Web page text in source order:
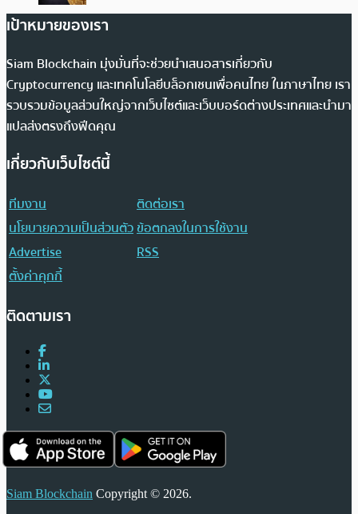
เป้าหมายของเรา
Siam Blockchain มุ่งมั่นที่จะช่วยนำเสนอสารเกี่ยวกับ
Cryptocurrency และเทคโนโลยีบล็อกเชนเพื่อคนไทย ในภาษาไทย เรา
รวบรวมข้อมูลส่วนใหญ่จากเว็บไซต์และเว็บบอร์ดต่างประเทศและนำมา
แปลส่งตรงถึงฟีดคุณ
เกี่ยวกับเว็บไซต์นี้
ทีมงาน
ติดต่อเรา
นโยบายความเป็นส่วนตัวข้อตกลงในการใช้งาน
Advertise
RSS
ตั้งค่าคุกกี้
ติดตามเรา
Siam Blockchain Copyright © 2026.